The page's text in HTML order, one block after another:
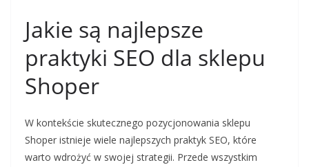
Jakie są najlepsze
praktyki SEO dla sklepu
Shoper
W kontekście skutecznego pozycjonowania sklepu
Shoper istnieje wiele najlepszych praktyk SEO, które
warto wdrożyć w swojej strategii. Przede wszystkim